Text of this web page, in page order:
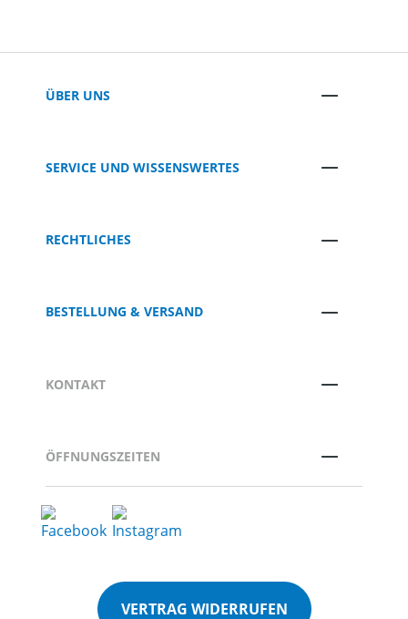
ÜBER UNS
SERVICE UND WISSENSWERTES
RECHTLICHES
BESTELLUNG & VERSAND
KONTAKT
ÖFFNUNGSZEITEN
VERTRAG WIDERRUFEN